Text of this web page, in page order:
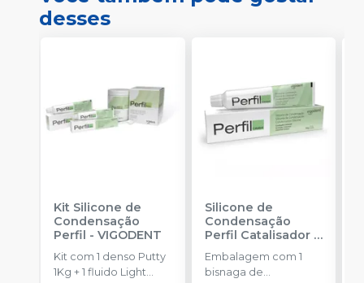
desses
Kit Silicone de
Condensação
Perfil -VIGODENT
Kit com 1 denso Putty
1Kg + 1 fluido Light
Silicone de
Condensação
Perfil Catalisador-
VIGODENT
Embalagem com 1
bisnaga de